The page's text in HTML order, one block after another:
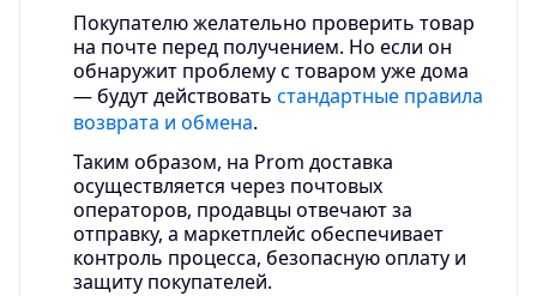
Покупателю желательно проверить товар
на почте перед получением. Но если он
обнаружит проблему с товаром уже дома
— будут действовать стандартные правила
возврата и обмена.
Таким образом, на Prom доставка
осуществляется через почтовых
операторов, продавцы отвечают за
отправку, а маркетплейс обеспечивает
контроль процесса, безопасную оплату и
защиту покупателей.